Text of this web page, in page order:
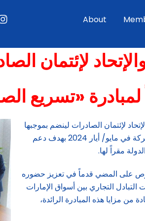
About
لإئتمان
لمبادرة «تسريع
لإئتمان الصادرات لينضم بموجبها
المصرف إلى شركاء مبادرة «تسريع الصادرات» Xport Xpontentinal التي أطلقتها الشركة في مايو/ أيار 2024 بهدف دعم
مقراً لها.
على المضي قدماً في تعزيز حضوره
التجاري بين أسواق الإمارات
مزايا هذه المبادرة الرائدة،